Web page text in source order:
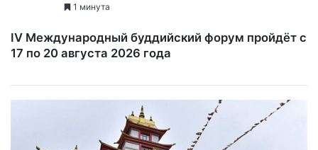
1 минута
IV Международный буддийский форум пройдёт с
17 по 20 августа 2026 года